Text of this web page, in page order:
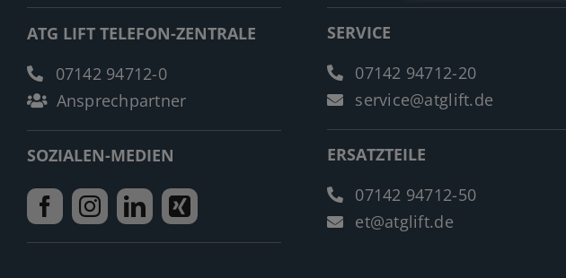
ATG LIFT TELEFON-ZENTRALE
07142 94712-0
Ansprechpartner
SOZIALEN-MEDIEN
SERVICE
07142 94712-20
service@atglift.de
ERSATZTEILE
07142 94712-50
et@atglift.de